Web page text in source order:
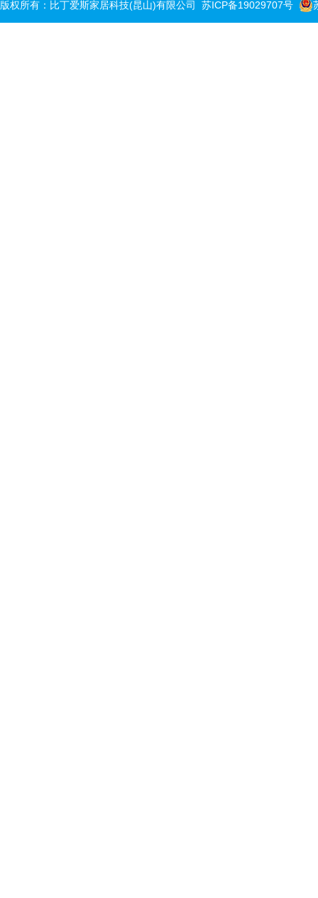
版权所有：比丁爱斯家居科技(昆山)有限公司 苏ICP备19029707号